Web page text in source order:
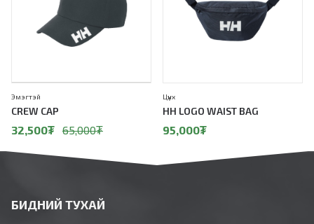
CREW CAP
Эмэгтэй
32,500₮ 65,000₮
HH LOGO WAIST BAG
Цүнх
95,000₮
БИДНИЙ ТУХАЙ